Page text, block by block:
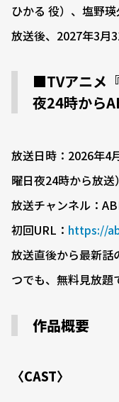
ひかる 役）、塩野瑛
放送後、2027年3月
■TVアニメ
夜24時から
放送日時：2026年4
曜日夜24時から放送）
放送チャンネル：
初回URL： https://
放送直後から最新話
つでも、無料見放題
作品概要
〈CAST〉